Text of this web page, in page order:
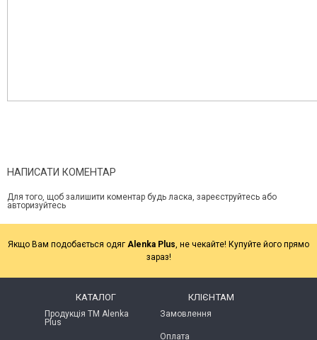
НАПИСАТИ КОМЕНТАР
Для того, щоб залишити коментар будь ласка, зареєструйтесь або
авторизуйтесь
Якщо Вам подобається одяг Alenka Plus, не чекайте! Купуйте його прямо
зараз!
КАТАЛОГ
Продукція ТМ Alenka
Plus
КЛІЄНТАМ
Замовлення
Оплата